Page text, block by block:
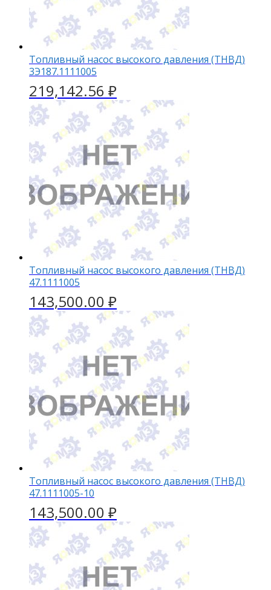
Топливный насос высокого давления (ТНВД)
3Э187.1111005
219,142.56 ₽
Топливный насос высокого давления (ТНВД)
47.1111005
143,500.00 ₽
Топливный насос высокого давления (ТНВД)
47.1111005-10
143,500.00 ₽